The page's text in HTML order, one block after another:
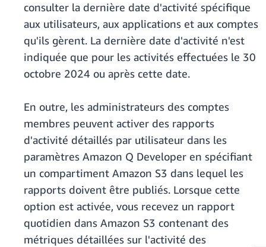
consulter la dernière date d'activité spécifique
aux utilisateurs, aux applications et aux comptes
qu'ils gèrent. La dernière date d'activité n'est
indiquée que pour les activités effectuées le 30
octobre 2024 ou après cette date.
En outre, les administrateurs des comptes
membres peuvent activer des rapports
d'activité détaillés par utilisateur dans les
paramètres Amazon Q Developer en spécifiant
un compartiment Amazon S3 dans lequel les
rapports doivent être publiés. Lorsque cette
option est activée, vous recevez un rapport
quotidien dans Amazon S3 contenant des
métriques détaillées sur l'activité des